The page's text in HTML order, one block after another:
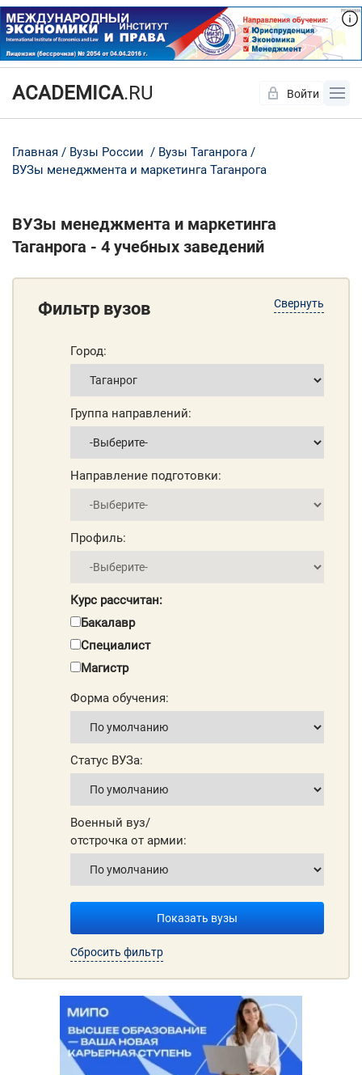
ACADEMICA.RU Войти
Главная Вузы России
Вузы Таганрога
ВУЗы менеджмента и маркетинга Таганрога
ВУЗы менеджмента и маркетинга
Таганрога - 4 учебных заведений
Свернуть
Фильтр вузов
Город:
Группа направлений:
Направление подготовки:
Профиль:
Курс рассчитан:
Бакалавр
Специалист
Магистр
Форма обучения:
Статус ВУЗа:
Военный вуз/
отстрочка от армии:
Показать вузы
Сбросить фильтр
Да Нет